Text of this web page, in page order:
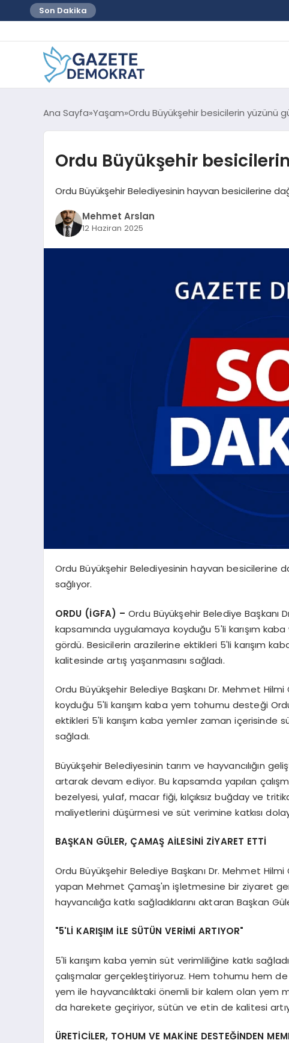
Son Dakika
Ana Sayfa Yaşam Ordu Büyükşehir besicilerin yüzünü
Ordu Büyükşehir
Ordu Büyükşehir Belediyesinin hayvan besicilerine
Mehmet Arslan
12 Haziran 2025
Ordu Büyükşehir Belediyesinin hayvan besicilerine
sağlıyor.
ORDU (İGFA) –Ordu Büyükşehir Belediye Başkanı
kapsamında uygulamaya koyduğu 5'li karışım
gördü. Besicilerin arazilerine ektikleri 5'li karışım
kalitesinde artış yaşanmasını sağladı.
Ordu Büyükşehir Belediye Başkanı Dr. Mehmet
koyduğu 5'li karışım kaba yem tohumu desteği
ektikleri 5'li karışım kaba yemler zaman içerisinde
sağladı.
Büyükşehir Belediyesinin tarım ve hayvancılığın
artarak devam ediyor. Bu kapsamda yapılan
bezelyesi, yulaf, macar fiği, kılçıksız buğday ve
maliyetlerini düşürmesi ve süt verimine katkısı
BAŞKAN GÜLER, ÇAMAŞ AİLESİNİ ZİYARET ETTİ
Ordu Büyükşehir Belediye Başkanı Dr. Mehmet
yapan Mehmet Çamaş'ın işletmesine bir ziyaret
hayvancılığa katkı sağladıklarını aktaran Başkan
"5'Lİ KARIŞIM İLE SÜTÜN VERİMİ ARTIYOR"
5'li karışım kaba yemin süt verimliliğine katkı
çalışmalar gerçekleştiriyoruz. Hem tohumu hem
yem ile hayvancılıktaki önemli bir kalem olan yem
da harekete geçiriyor, sütün ve etin de kalitesi
ÜRETİCİLER, TOHUM VE MAKİNE DESTEĞİNDEN